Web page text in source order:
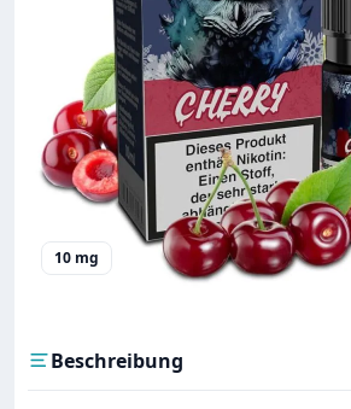
10 mg
Beschreibung